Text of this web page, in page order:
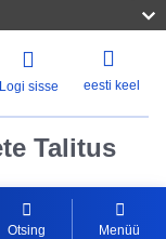
Logi sisse eesti keel
Talitus
Otsing Menüü